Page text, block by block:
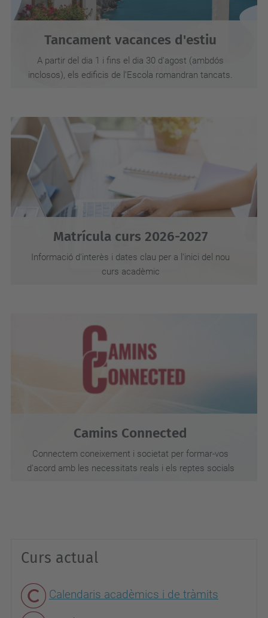
Tancament vacances d'estiu
A partir del dia 1 i fins el dia 30 d'agost (ambdós
inclosos), els edificis de l’Escola romandran tancats.
Matrícula curs 2026-2027
Informació d'interès i dates clau per a l'inici del nou
curs acadèmic
Camins Connected
Connectem coneixement i societat per formar-vos
d'acord amb les necessitats reals i els reptes socials
Curs actual
Calendaris acadèmics i de tràmits